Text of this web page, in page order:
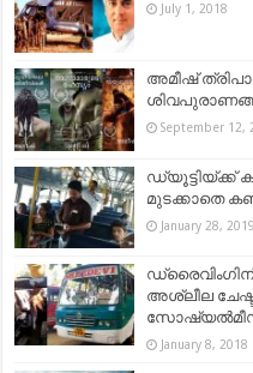
July 1, 2018
അമീഷ്
September 12,
ഡ്യൂട്ടിയ്ക്ക്
മുടക്കാതെ
January 28, 2019
അശ്ലീല
January 8, 2018